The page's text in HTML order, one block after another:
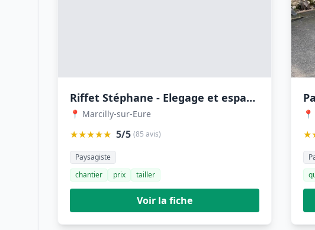
Riffet Stéphane - Elegage et espaces vert
📍 Marcilly-sur-Eure
★★★★★ 5/5 (85 avis)
Paysagiste
chantier
prix tailler
Voir la fiche